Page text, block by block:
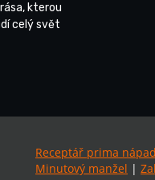
kterou
celý svět
Receptář prima
Minutový manžel |